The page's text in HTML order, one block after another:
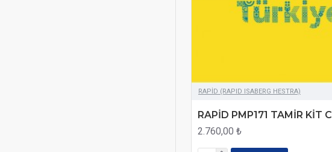
RAPİD (RAPID ISABERG HESTRA)
RAPİD PMP171 TAMİR KİT C
2.760,00 ₺